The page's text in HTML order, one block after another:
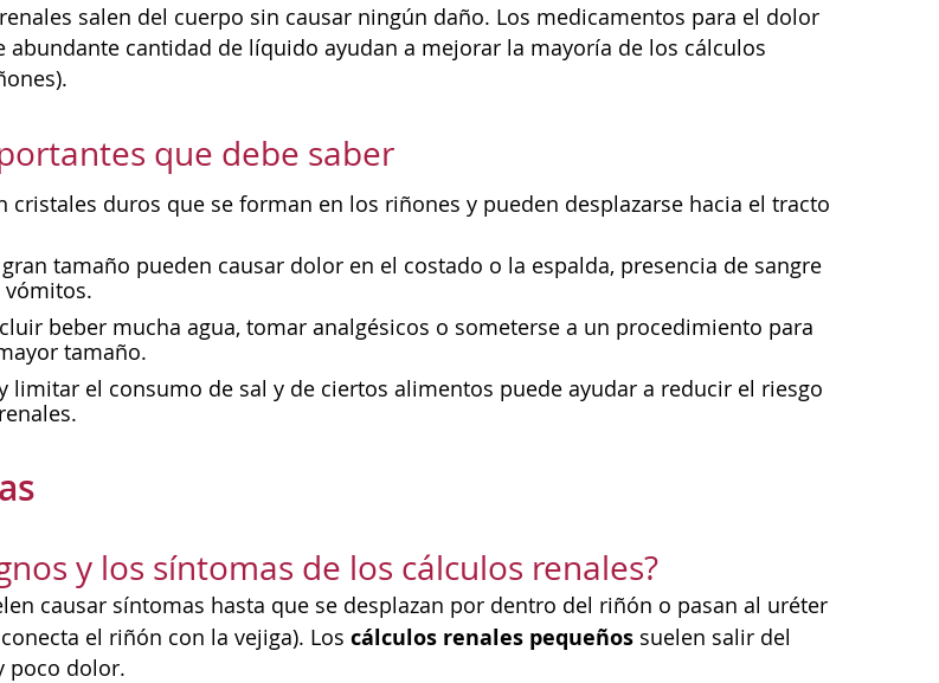
salen del cuerpo sin causar ningún daño. Los medicamentos para el dolor
abundante cantidad de líquido ayudan a mejorar la mayoría de los cálculos
que debe saber
cristales duros que se forman en los riñones y pueden desplazarse hacia el tracto
tamaño pueden causar dolor en el costado o la espalda, presencia de sangre
vómitos.
beber mucha agua, tomar analgésicos o someterse a un procedimiento para
tamaño.
limitar el consumo de sal y de ciertos alimentos puede ayudar a reducir el riesgo
y los síntomas de los cálculos renales?
causar síntomas hasta que se desplazan por dentro del riñón o pasan al uréter
el riñón con la vejiga). Los cálculos renales pequeños suelen salir del
poco dolor.